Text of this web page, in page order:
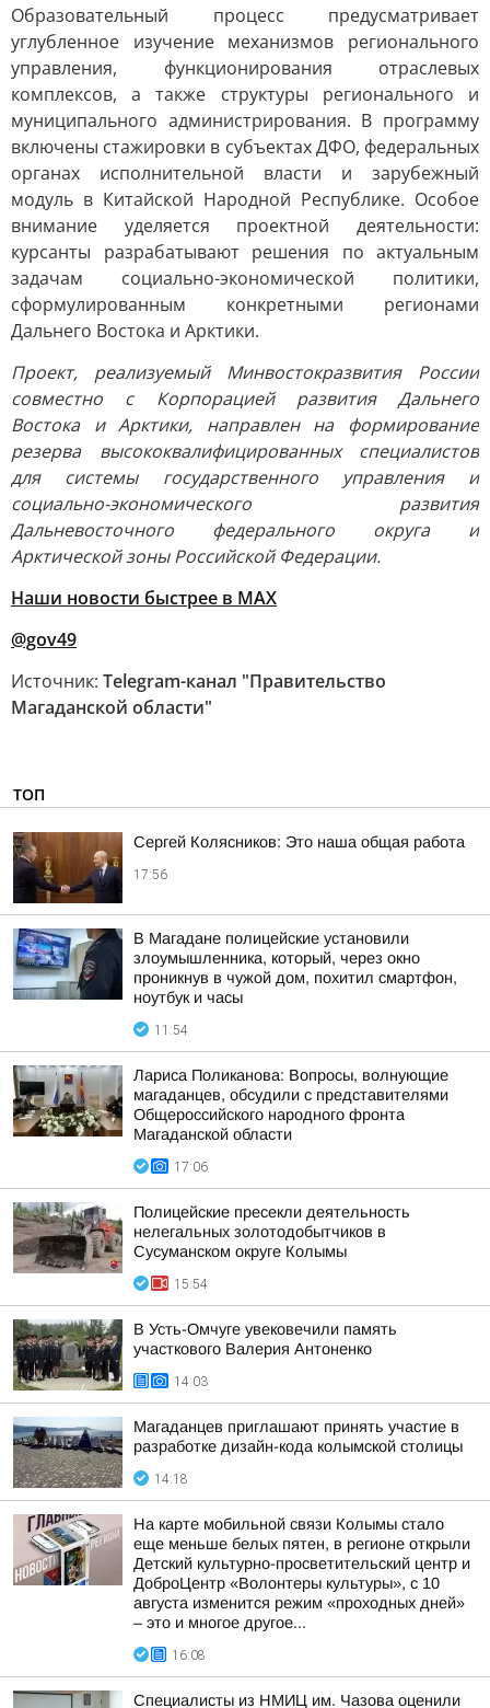
Образовательный процесс предусматривает
углубленное изучение механизмов регионального
управления, функционирования отраслевых
комплексов, а также структуры регионального и
муниципального администрирования. В программу
включены стажировки в субъектах ДФО, федеральных
органах исполнительной власти и зарубежный
модуль в Китайской Народной Республике. Особое
внимание уделяется проектной деятельности:
курсанты разрабатывают решения по актуальным
задачам социально-экономической политики,
сформулированным конкретными регионами
Дальнего Востока и Арктики.
Проект, реализуемый Минвостокразвития России
совместно с Корпорацией развития Дальнего
Востока и Арктики, направлен на формирование
резерва высококвалифицированных специалистов
для системы государственного управления и
социально-экономического развития
Дальневосточного федерального округа и
Арктической зоны Российской Федерации.
Наши новости быстрее в MAX
@gov49
Источник: Telegram-канал "Правительство
Магаданской области"
ТОП
Сергей Колясников: Это наша общая работа
17:56
В Магадане полицейские установили
злоумышленника, который, через окно
проникнув в чужой дом, похитил смартфон,
ноутбук и часы
11:54
Лариса Поликанова: Вопросы, волнующие
магаданцев, обсудили с представителями
Общероссийского народного фронта
Магаданской области
17:06
Полицейские пресекли деятельность
нелегальных золотодобытчиков в
Сусуманском округе Колымы
15:54
В Усть-Омчуге увековечили память
участкового Валерия Антоненко
14:03
Магаданцев приглашают принять участие в
разработке дизайн-кода колымской столицы
14:18
На карте мобильной связи Колымы стало
еще меньше белых пятен, в регионе открыли
Детский культурно-просветительский центр и
ДоброЦентр «Волонтеры культуры», с 10
августа изменится режим «проходных дней»
– это и многое другое...
16:08
Специалисты из НМИЦ им. Чазова оценили